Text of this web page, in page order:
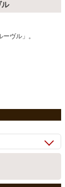
ル
ヴル」。